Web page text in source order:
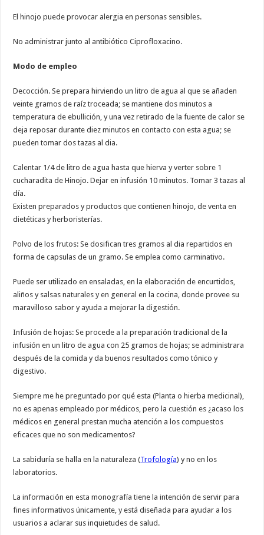
El hinojo puede provocar alergia en personas sensibles.
No administrar junto al antibiótico Ciprofloxacino.
Modo de empleo
Decocción. Se prepara hirviendo un litro de agua al que se añaden
veinte gramos de raíz troceada; se mantiene dos minutos a
temperatura de ebullición, y una vez retirado de la fuente de calor se
deja reposar durante diez minutos en contacto con esta agua; se
pueden tomar dos tazas al dia.
Calentar 1/4 de litro de agua hasta que hierva y verter sobre 1
cucharadita de Hinojo. Dejar en infusión 10 minutos. Tomar 3 tazas al
día.
Existen preparados y productos que contienen hinojo, de venta en
dietéticas y herboristerías.
Polvo de los frutos: Se dosifican tres gramos al dia repartidos en
forma de capsulas de un gramo. Se emplea como carminativo.
Puede ser utilizado en ensaladas, en la elaboración de encurtidos,
aliños y salsas naturales y en general en la cocina, donde provee su
maravilloso sabor y ayuda a mejorar la digestión.
Infusión de hojas: Se procede a la preparación tradicional de la
infusión en un litro de agua con 25 gramos de hojas; se administrara
después de la comida y da buenos resultados como tónico y
digestivo.
Siempre me he preguntado por qué esta (Planta o hierba medicinal),
no es apenas empleado por médicos, pero la cuestión es ¿acaso los
médicos en general prestan mucha atención a los compuestos
eficaces que no son medicamentos?
La sabiduría se halla en la naturaleza (Trofología) y no en los
laboratorios.
La información en esta monografía tiene la intención de servir para
fines informativos únicamente, y está diseñada para ayudar a los
usuarios a aclarar sus inquietudes de salud.